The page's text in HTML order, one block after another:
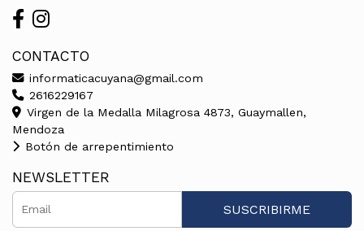
CONTACTO
informaticacuyana@gmail.com
2616229167
Virgen de la Medalla Milagrosa 4873, Guaymallen,
Mendoza
Botón de arrepentimiento
NEWSLETTER
SUSCRIBIRME